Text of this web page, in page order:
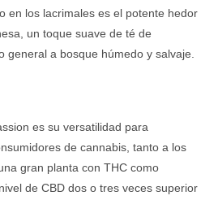
en los lacrimales es el potente hedor
un toque suave de té de
general a bosque húmedo y salvaje.
es su versatilidad para
de cannabis, tanto a los
gran planta con THC como
de CBD dos o tres veces superior